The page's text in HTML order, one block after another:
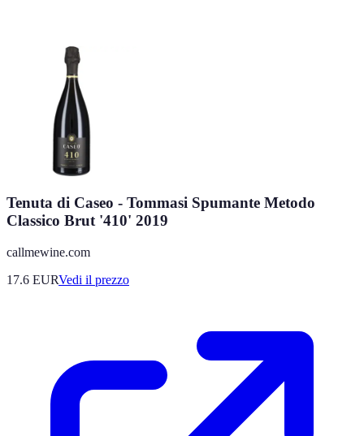
Tenuta di Caseo - Tommasi Spumante Metodo
Classico Brut '410' 2019
callmewine.com
17.6 EURVedi il prezzo